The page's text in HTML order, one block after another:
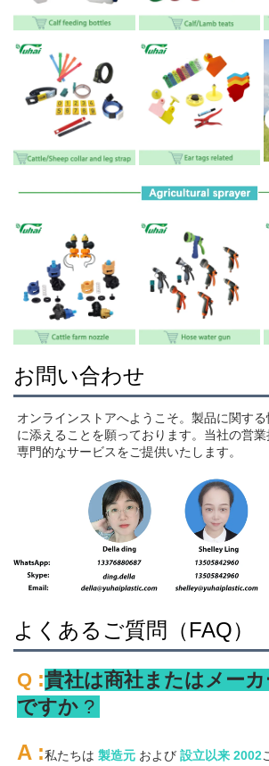
お問い合わせ
オンラインストアへようこそ。製品に関す
に添えることを願っております。当社の営
専門的なサービスをご提供いたします。
よくあるご質問（FAQ）
Q :貴社は商社またはメー
ですか ?
A :私たちは 製造元 および 設立以来 2002